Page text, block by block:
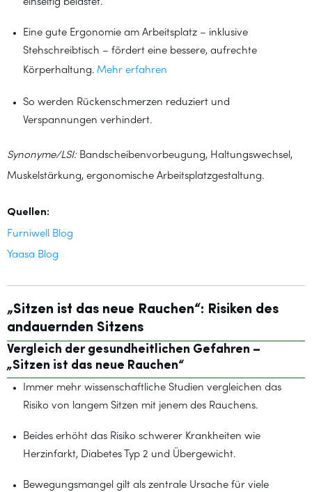
Eine gute Ergonomie am Arbeitsplatz – inklusive
Stehschreibtisch – fördert eine bessere, aufrechte
Körperhaltung. Mehr erfahren
So werden Rückenschmerzen reduziert und
Verspannungen verhindert.
Synonyme/LSI:Bandscheibenvorbeugung, Haltungswechsel,
Muskelstärkung, ergonomische Arbeitsplatzgestaltung.
Quellen:
Furniwell Blog
Yaasa Blog
„Sitzen ist das neue Rauchen“: Risiken des
andauernden Sitzens
Vergleich der gesundheitlichen Gefahren –
„Sitzen ist das neue Rauchen“
Immer mehr wissenschaftliche Studien vergleichen das
Risiko von langem Sitzen mit jenem des Rauchens.
Beides erhöht das Risiko schwerer Krankheiten wie
Herzinfarkt, Diabetes Typ 2 und Übergewicht.
Bewegungsmangel gilt als zentrale Ursache für viele